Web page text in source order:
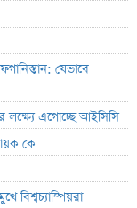
যেভাবে
লক্ষ্যে এগোচ্ছে আইসিসি
কে
বিশ্বচ্যাম্পিয়রা